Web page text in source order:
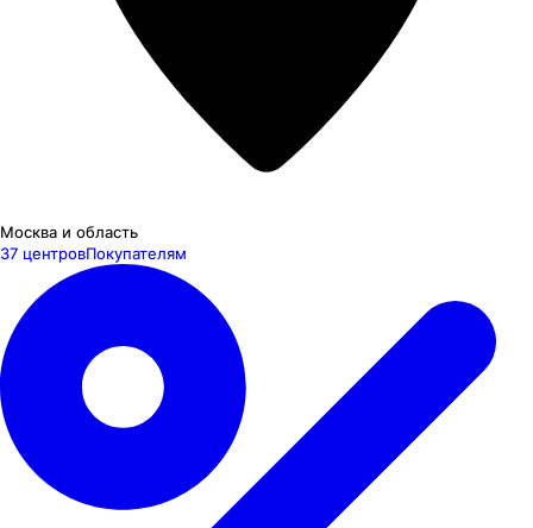
Москва и область
37 центровПокупателям